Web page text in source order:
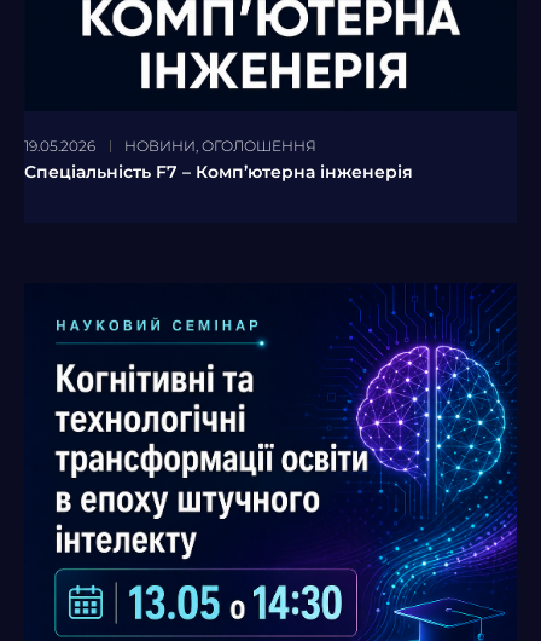
19.05.2026 НОВИНИ, ОГОЛОШЕННЯ
Спеціальність F7 – Комп’ютерна інженерія